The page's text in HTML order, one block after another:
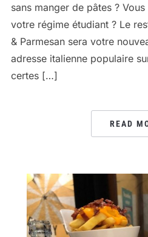
sans manger de pâtes ?
votre régime étudiant ? Le
& Parmesan sera votre
adresse italienne populaire
certes […]
READ